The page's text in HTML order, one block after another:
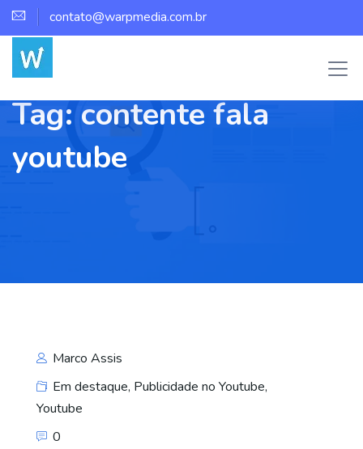
contato@warpmedia.com.br
Tag:contente fala
youtube
Marco Assis
Em destaque, Publicidade no Youtube,
Youtube
0